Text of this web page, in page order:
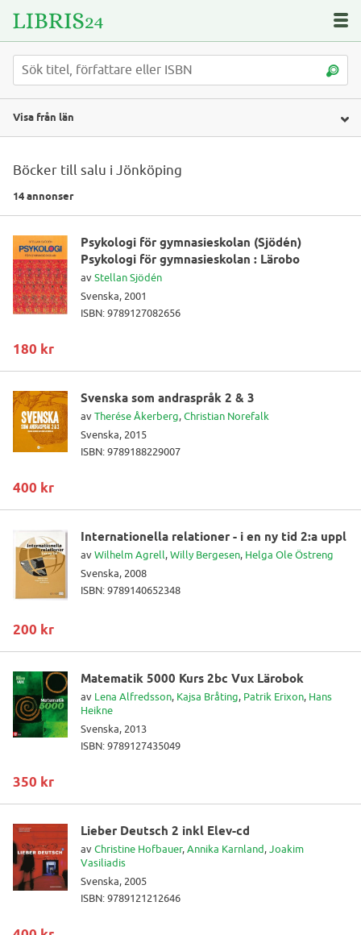
Visa från län
Böcker till salu i Jönköping
14 annonser
Psykologi för gymnasieskolan (Sjödén)
Psykologi för gymnasieskolan : Lärobo
avStellan Sjödén
Svenska, 2001
ISBN: 9789127082656
180 kr
Svenska som andraspråk 2 & 3
avTherése Åkerberg,Christian Norefalk
Svenska, 2015
ISBN: 9789188229007
400 kr
Internationella relationer - i en ny tid 2:a uppl
avWilhelm Agrell,Willy Bergesen, Helga Ole Östreng
Svenska, 2008
ISBN: 9789140652348
200 kr
Matematik 5000 Kurs 2bc Vux Lärobok
av Lena Alfredsson, Kajsa Bråting, Patrik Erixon, Hans
Heikne
Svenska, 2013
ISBN: 9789127435049
350 kr
Lieber Deutsch 2 inkl Elev-cd
avChristine Hofbauer,Annika Karnland,Joakim
Vasiliadis
Svenska, 2005
ISBN: 9789121212646